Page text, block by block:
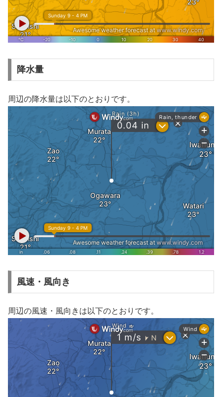
降水量
周辺の降水量は以下のとおりです。
風速・風向き
周辺の風速・風向きは以下のとおりです。